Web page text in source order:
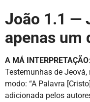
João 1.1 —
apenas um
A MÁ INTERPRETAÇÃO
Testemunhas de
modo: “A Palavra
adicionada pelos